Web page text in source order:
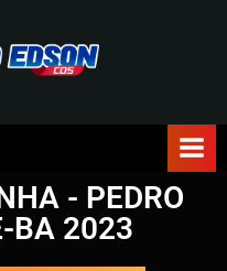
- PEDRO
BA 2023